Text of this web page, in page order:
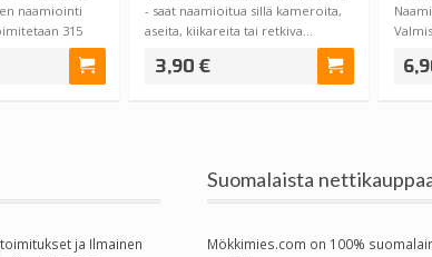
naamiointi
315
- saat naamioitua sillä kameroita,
aseita, kiikareita tai retkiva…
3,90 €
ja Ilmainen
Suomalaista
Mökkimies.com on 100%